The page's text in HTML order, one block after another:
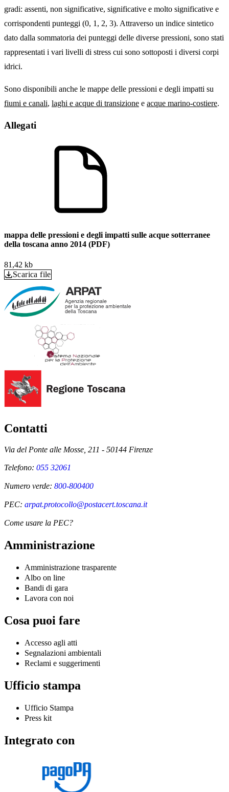
gradi: assenti, non significative, significative e molto significative e
corrispondenti punteggi (0, 1, 2, 3). Attraverso un indice sintetico
dato dalla sommatoria dei punteggi delle diverse pressioni, sono stati
rappresentati i vari livelli di stress cui sono sottoposti i diversi corpi
idrici.
Sono disponibili anche le mappe delle pressioni e degli impatti su
fiumi e canali, laghi e acque di transizione e acque marino-costiere.
Allegati
mappa delle pressioni e degli impatti sulle acque sotterranee
della toscana anno 2014 (PDF)
81,42 kb
Scarica file
Contatti
Via del Ponte alle Mosse, 211 - 50144 Firenze
Telefono: 055 32061
Numero verde: 800-800400
PEC: arpat.protocollo@postacert.toscana.it
Come usare la PEC?
Amministrazione
Amministrazione trasparente
Albo on line
Bandi di gara
Lavora con noi
Cosa puoi fare
Accesso agli atti
Segnalazioni ambientali
Reclami e suggerimenti
Ufficio stampa
Ufficio Stampa
Press kit
Integrato con